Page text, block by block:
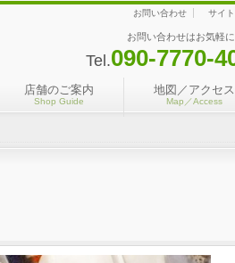
お問い合わせはお気軽
Tel.090-7770-
お問い合わせ サイ
店舗のご案内
Shop Guide
地図／アクセス
Map／Access